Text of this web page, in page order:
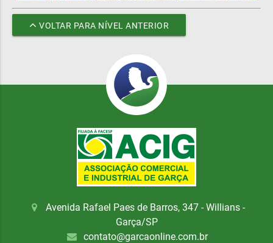
VOLTAR PARA NÍVEL ANTERIOR
Avenida Rafael Paes de Barros, 347 - Willians -
Garça/SP
contato@garcaonline.com.br